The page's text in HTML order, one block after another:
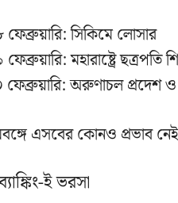
ফেব্রুয়ারি: সিকিমে লোসার
মহারাষ্ট্রে ছত্রপতি
অরুণাচল প্রদেশ ও
এসবের কোনও প্রভাব
ই ভরসা